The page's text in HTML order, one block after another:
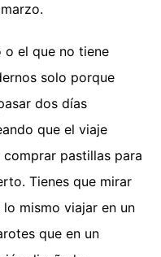
o el que no tiene
solo porque
dos días
que el viaje
pastillas para
Tienes que mirar
mismo viajar en un
que en un